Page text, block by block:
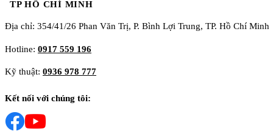
TP HỒ CHÍ MINH
Địa chỉ: 354/41/26 Phan Văn Trị, P. Bình Lợi Trung, TP. Hồ Chí Minh
Hotline: 0917 559 196
Kỹ thuật: 0936 978 777
Kết nối với chúng tôi: